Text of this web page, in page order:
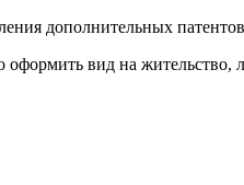
дополнительных
вид на жительство,